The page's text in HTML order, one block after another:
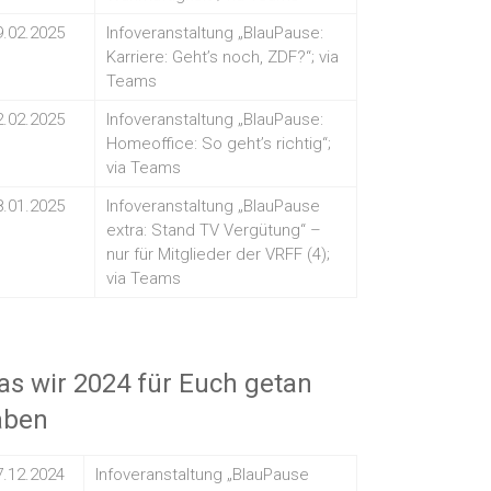
Infoveranstaltung „BlauPause:
Karriere: Geht’s noch, ZDF?“; via
Teams
Infoveranstaltung „BlauPause:
Homeoffice: So geht’s richtig“;
via Teams
Infoveranstaltung „BlauPause
extra: Stand TV Vergütung“ –
nur für Mitglieder der VRFF (4);
via Teams
wir 2024 für Euch getan
Infoveranstaltung „BlauPause